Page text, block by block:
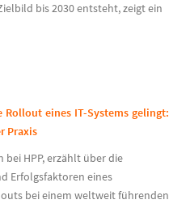
bis 2030 entsteht, zeigt ein
eines IT-Systems gelingt:
Praxis
HPP, erzählt über die
Erfolgsfaktoren eines
bei einem weltweit führenden